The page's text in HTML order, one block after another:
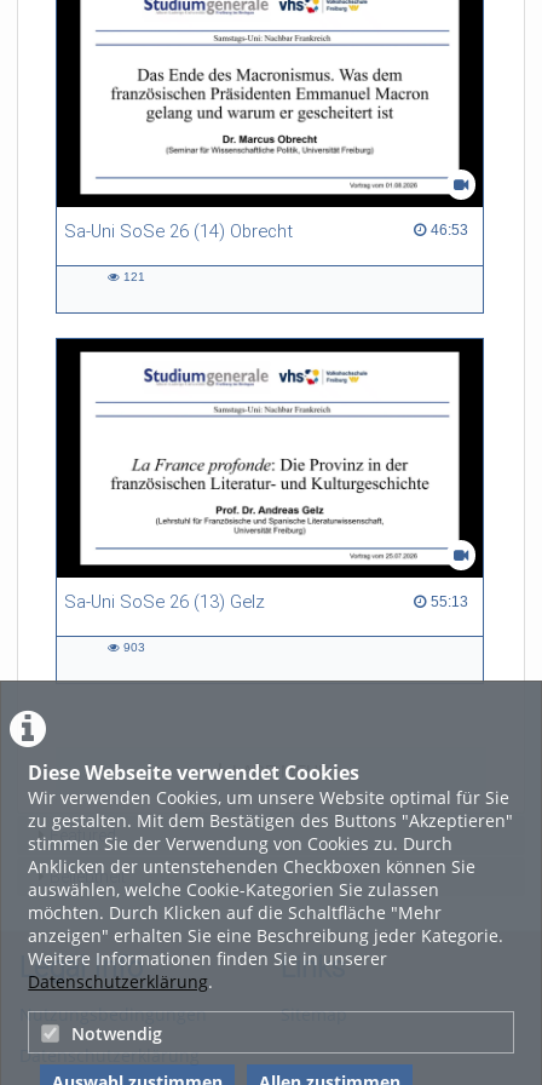
Diese Webseite verwendet Cookies
Wir verwenden Cookies, um unsere Website optimal für Sie
zu gestalten. Mit dem Bestätigen des Buttons "Akzeptieren"
stimmen Sie der Verwendung von Cookies zu. Durch
Anklicken der untenstehenden Checkboxen können Sie
auswählen, welche Cookie-Kategorien Sie zulassen
möchten. Durch Klicken auf die Schaltfläche "Mehr
anzeigen" erhalten Sie eine Beschreibung jeder Kategorie.
Weitere Informationen finden Sie in unserer
Datenschutzerklärung.
Notwendig
Sa-Uni SoSe 26 (14) Obrecht 46:53
46:53 duration
121
Sa-Uni SoSe 26 (13) Gelz 55:13
55:13 duration
903
LADE MEHR
Featured
Beliebtheit
Legal Info
Nutzungsbedingungen
Datenschutzerklärung
Links
Sitemap